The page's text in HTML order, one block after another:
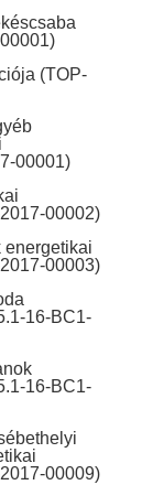
(TOP-
00001)
00002)
energetikai
00003)
16-BC1-
16-BC1-
00009)